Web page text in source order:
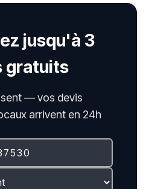
jusqu'à 3
gratuits
— vos devis
arrivent en 24h